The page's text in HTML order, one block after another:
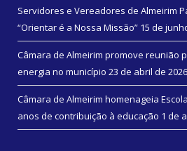
Servidores e Vereadores de Almeirim
“Orientar é a Nossa Missão” 15 de
Câmara de Almeirim promove reunião
energia no município 23 de abril de 2026
Câmara de Almeirim homenageia
anos de contribuição à educação 1 de